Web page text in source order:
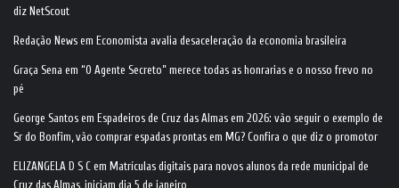
diz NetScout
Redação News em Economista avalia desaceleração da economia brasileira
Graça Sena em “O Agente Secreto” merece todas as honrarias e o nosso frevo no
pé
George Santos em Espadeiros de Cruz das Almas em 2026: vão seguir o exemplo de
Sr do Bonfim, vão comprar espadas prontas em MG? Confira o que diz o promotor
ELIZANGELA D S C em Matrículas digitais para novos alunos da rede municipal de
Cruz das Almas, iniciam dia 5 de janeiro